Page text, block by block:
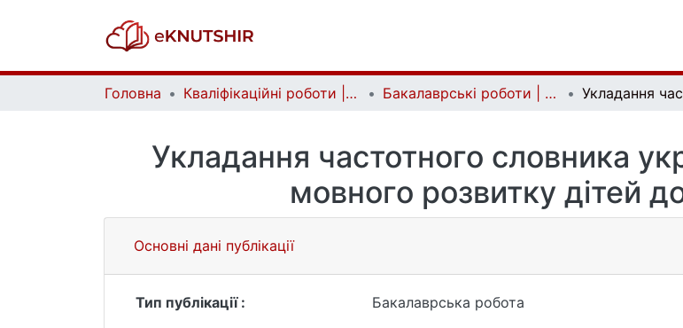
Головна Кваліфікаційні роботи | Qualifying works Бакалаврські роботи | Bachelor theses
Укладання частотного словника
мовного розвитку дітей
Основні дані публікації
Тип публікації :
Бакалаврська робота